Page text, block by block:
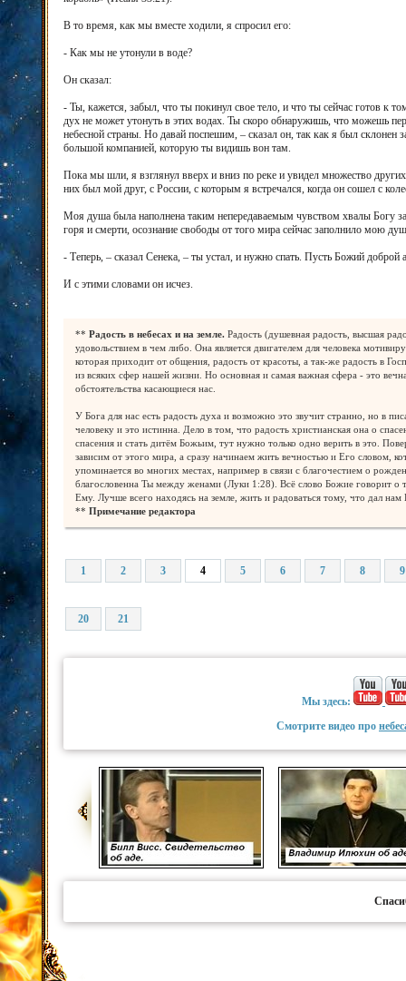
В то время, как мы вместе ходили, я спросил его:
- Как мы не утонули в воде?
Он сказал:
- Ты, кажется, забыл, что ты покинул свое тело, и что ты сейчас готов к
дух не может утонуть в этих водах. Ты скоро обнаружишь, что можешь
небесной страны. Но давай поспешим, – сказал он, так как я был склонен
большой компанией, которую ты видишь вон там.
Пока мы шли, я взглянул вверх и вниз по реке и увидел множество
них был мой друг, с России, с которым я встречался, когда он сошел с
Моя душа была наполнена таким непередаваемым чувством хвалы Богу
горя и смерти, осознание свободы от того мира сейчас заполнило мою
- Теперь, – сказал Сенека, – ты устал, и нужно спать. Пусть Божий доброй
И с этими словами он исчез.
** Радость в небесах и на земле. Радость (душевная радость, высшая
удовольствием в чем либо. Она является двигателем для человека
которая приходит от общения, радость от красоты, а так-же радость в
из всяких сфер нашей жизни. Но основная и самая важная сфера - это
обстоятельства касающиеся нас.
У Бога для нас есть радость духа и возможно это звучит странно, но в
человеку и это истинна. Дело в том, что радость христианская она о
спасения и стать дитём Божьим, тут нужно только одно верить в это.
зависим от этого мира, а сразу начинаем жить вечностью и Его словом,
упоминается во многих местах, например в связи с благочестием о
благословенна Ты между женами (Луки 1:28). Всё слово Божие говорит о
Ему. Лучше всего находясь на земле, жить и радоваться тому, что дал
** Примечание редактора
1 2 3 4 5 6 7 8 9
20 21
Мы здесь:
Смотрите видео про